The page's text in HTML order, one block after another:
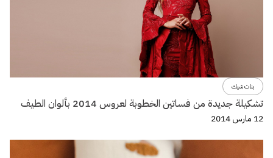
بنات شيك
تشكيلة جديدة من فساتين الخطوبة لعروس 2014 بألوان الطيف
12 مارس 2014